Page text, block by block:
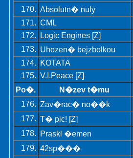
170. Absolutn� nuly
171. CML
172.
Logic Engines [Z]
173. Uhozen� bejzbolkou
174.
KOTATA
175. V.I.Peace [Z]
Po�.
N�zev t�mu
176. Zav�rac� no��k
177. T� pic! [Z]
178.
Praskl �emen
179. 42sp���